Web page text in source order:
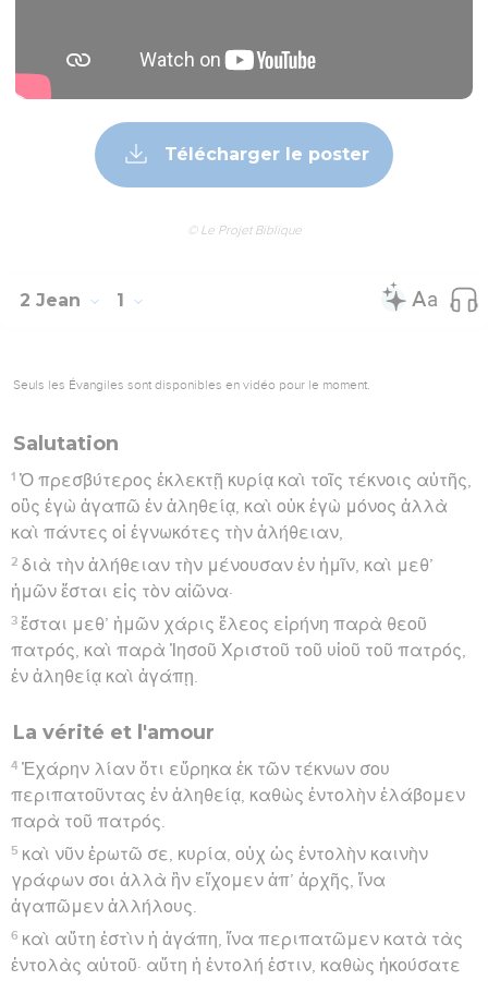
Télécharger le poster
© Le Projet Biblique
2 Jean 1
Seuls les Évangiles sont disponibles en vidéo pour le moment.
Salutation
1 Ὁ πρεσβύτερος ἐκλεκτῇ κυρίᾳ καὶ τοῖς τέκνοις αὐτῆς,
οὓς ἐγὼ ἀγαπῶ ἐν ἀληθείᾳ, καὶ οὐκ ἐγὼ μόνος ἀλλὰ
καὶ πάντες οἱ ἐγνωκότες τὴν ἀλήθειαν,
2 διὰ τὴν ἀλήθειαν τὴν μένουσαν ἐν ἡμῖν, καὶ μεθ’
ἡμῶν ἔσται εἰς τὸν αἰῶνα·
3 ἔσται μεθ’ ἡμῶν χάρις ἔλεος εἰρήνη παρὰ θεοῦ
πατρός, καὶ παρὰ Ἰησοῦ Χριστοῦ τοῦ υἱοῦ τοῦ πατρός,
ἐν ἀληθείᾳ καὶ ἀγάπῃ.
La vérité et l'amour
4 Ἐχάρην λίαν ὅτι εὕρηκα ἐκ τῶν τέκνων σου
περιπατοῦντας ἐν ἀληθείᾳ, καθὼς ἐντολὴν ἐλάβομεν
παρὰ τοῦ πατρός.
5 καὶ νῦν ἐρωτῶ σε, κυρία, οὐχ ὡς ἐντολὴν καινὴν
γράφων σοι ἀλλὰ ἣν εἴχομεν ἀπ’ ἀρχῆς, ἵνα
ἀγαπῶμεν ἀλλήλους.
6 καὶ αὕτη ἐστὶν ἡ ἀγάπη, ἵνα περιπατῶμεν κατὰ τὰς
ἐντολὰς αὐτοῦ· αὕτη ἡ ἐντολή ἐστιν, καθὼς ἠκούσατε